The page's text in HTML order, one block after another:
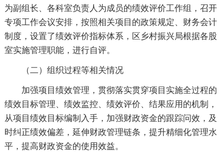
为副组长、各科室负责人为成员的绩效评价工作组，召开
专项工作会议安排，按照相关项目的政策规定、财务会计
制度，设置了绩效评价指标体系，区乡村振兴局根据各股
室实施管理职能，进行自评。
（二）组织过程等相关情况
加强项目绩效管理，贯彻落实贯穿项目实施全过程的
绩效目标管理、绩效监控、绩效评价、结果应用的机制，
从项目绩效目标编制入手，加强财政资金的跟踪问效，及
时纠正绩效偏差，延伸财政管理链条，提升精细化管理水
平，提高财政资金的使用效益。